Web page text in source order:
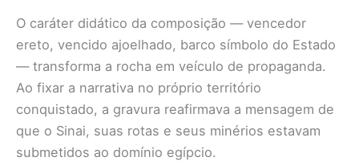
O caráter didático da composição — vencedor
ereto, vencido ajoelhado, barco símbolo do Estado
— transforma a rocha em veículo de propaganda.
Ao fixar a narrativa no próprio território
conquistado, a gravura reafirmava a mensagem de
que o Sinai, suas rotas e seus minérios estavam
submetidos ao domínio egípcio.